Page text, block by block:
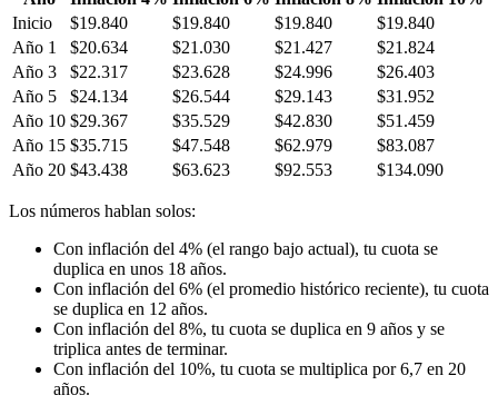
Inicio
$19.840 $19.840 $19.840
$19.840
Año 1
$20.634 $21.030 $21.427
$21.824
Año 3
$22.317 $23.628 $24.996
$26.403
Año 5
$24.134 $26.544 $29.143
$31.952
Año 10 $29.367 $35.529 $42.830
$51.459
Año 15 $35.715 $47.548 $62.979
$83.087
Año 20 $43.438 $63.623 $92.553 $134.090
Los números hablan solos:
Con inflación del 4% (el rango bajo actual), tu cuota se
duplica en unos 18 años.
Con inflación del 6% (el promedio histórico reciente), tu cuota
se duplica en 12 años.
Con inflación del 8%, tu cuota se duplica en 9 años y se
triplica antes de terminar.
Con inflación del 10%, tu cuota se multiplica por 6,7 en 20
años.